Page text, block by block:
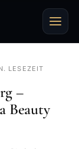
LESEZEIT
–
Beauty